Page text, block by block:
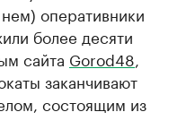
оперативники
более десяти
сайта Gorod48
заканчивают
состоящим из